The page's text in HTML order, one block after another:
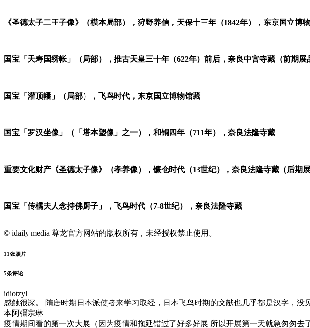
《圣德太子二王子像》（模本局部），狩野养信，天保十三年（1842年），东京国立博
国宝「天寿国绣帐」（局部），推古天皇三十年（622年）前后，奈良中宫寺藏（前期展
国宝「灌顶幡」（局部），飞鸟时代，东京国立博物馆藏
国宝「罗汉坐像」（「塔本塑像」之一），和铜四年（711年），奈良法隆寺藏
重要文化财产《圣德太子像》（孝养像），镰仓时代（13世纪），奈良法隆寺藏（后期展
国宝「传橘夫人念持佛厨子」，飞鸟时代（7-8世纪），奈良法隆寺藏
© idaily media 尊龙官方网站的版权所有，未经授权禁止使用。
11张照片
5条评论
idiotzyl
感触很深。 隋唐时期日本派使者来学习取经，日本飞鸟时期的文献也几乎都是汉字，没
本阿彌宗琳
疫情期间看的第一次大展（因为疫情和拖延错过了好多好展 所以开展第一天就急匆匆